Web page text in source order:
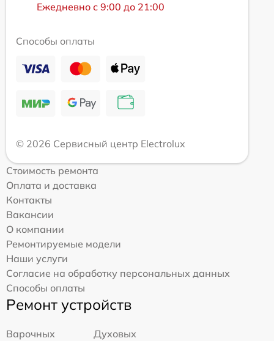
Ежедневно с 9:00 до 21:00
Способы оплаты
© 2026 Сервисный центр Electrolux
Стоимость ремонта
Оплата и доставка
Контакты
Вакансии
О компании
Ремонтируемые модели
Наши услуги
Согласие на обработку персональных данных
Способы оплаты
Ремонт устройств
Варочных
Духовых